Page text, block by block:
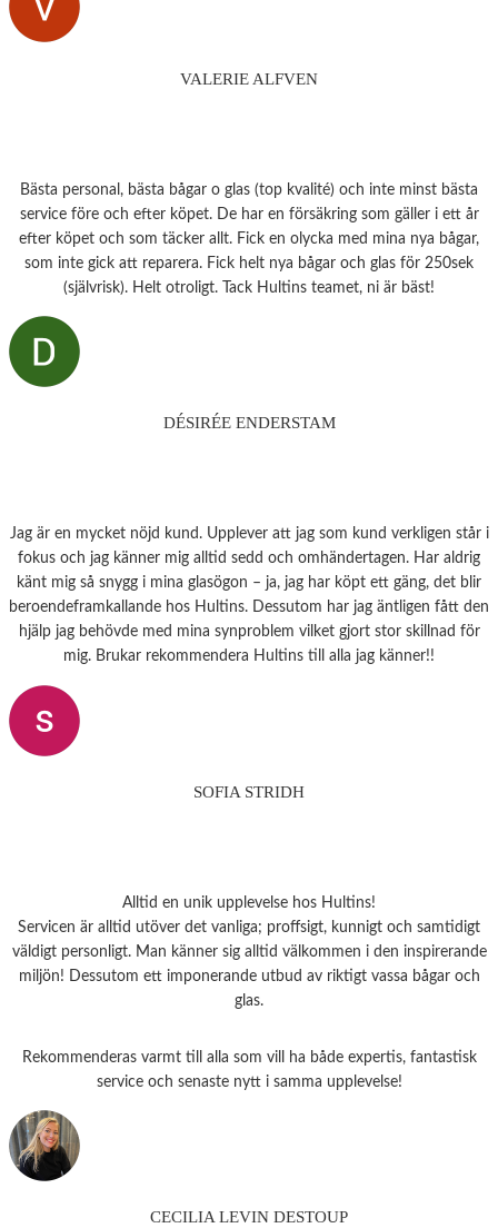
VALERIE ALFVEN
Bästa personal, bästa bågar o glas (top kvalité) och inte minst bästa
service före och efter köpet. De har en försäkring som gäller i ett år
efter köpet och som täcker allt. Fick en olycka med mina nya bågar,
som inte gick att reparera. Fick helt nya bågar och glas för 250sek
(självrisk). Helt otroligt. Tack Hultins teamet, ni är bäst!
DÉSIRÉE ENDERSTAM
Jag är en mycket nöjd kund. Upplever att jag som kund verkligen står i
fokus och jag känner mig alltid sedd och omhändertagen. Har aldrig
känt mig så snygg i mina glasögon – ja, jag har köpt ett gäng, det blir
beroendeframkallande hos Hultins. Dessutom har jag äntligen fått den
hjälp jag behövde med mina synproblem vilket gjort stor skillnad för
mig. Brukar rekommendera Hultins till alla jag känner!!
SOFIA STRIDH
Alltid en unik upplevelse hos Hultins!
Servicen är alltid utöver det vanliga; proffsigt, kunnigt och samtidigt
väldigt personligt. Man känner sig alltid välkommen i den inspirerande
miljön! Dessutom ett imponerande utbud av riktigt vassa bågar och
glas.
Rekommenderas varmt till alla som vill ha både expertis, fantastisk
service och senaste nytt i samma upplevelse!
CECILIA LEVIN DESTOUP